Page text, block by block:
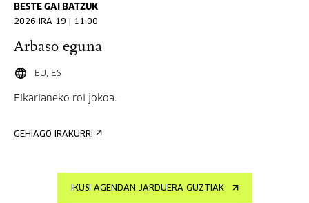
BESTE GAI BATZUK
2026 IRA 19 | 11:00
Arbaso eguna
EU, ES
Elkarlaneko rol jokoa.
GEHIAGO IRAKURRI
IKUSI AGENDAN JARDUERA GUZTIAK